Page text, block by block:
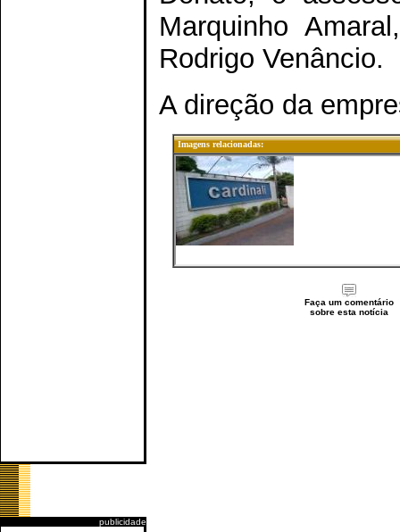
publicidade
Marquinho
Rodrigo Venâncio.
A direção da
Imagens relacionadas:
Faça um comentário
sobre esta notícia